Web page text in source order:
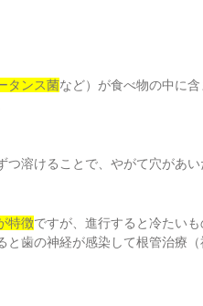
タンス菌など）が食べ物の中に
溶けることで、やがて穴があい
特徴ですが、進行すると冷たい
と歯の神経が感染して根管治療